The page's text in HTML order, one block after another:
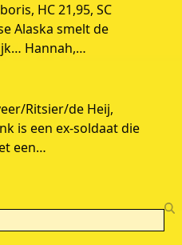
HC 21,95, SC
Alaska smelt de
Hannah,…
Ritsier/de Heij,
is een ex-soldaat die
een…